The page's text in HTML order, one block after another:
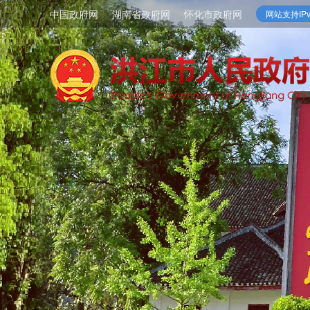
中国政府网 湖南省政府网 怀化市政府网 网站支持